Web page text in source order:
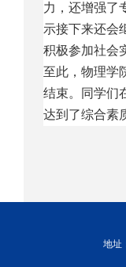
力，还增强了
示接下来还会
积极参加社会
至此，物理学
结束。同学们
达到了综合素
地址